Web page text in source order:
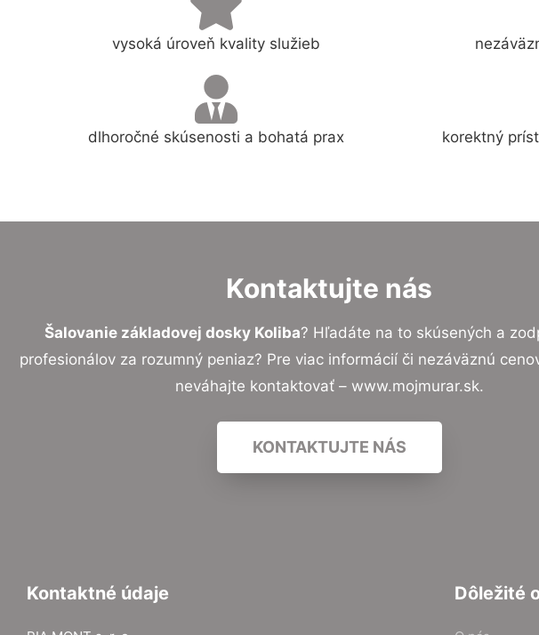
vysoká úroveň kvality služieb
dlhoročné skúsenosti a bohatá prax korektný
Kontaktujte nás
Šalovanie základovej dosky Koliba? Hľadáte na to skúsených a
profesionálov za rozumný peniaz? Pre viac informácií či nezáväznú
neváhajte kontaktovať – www.mojmurar.sk.
KONTAKTUJTE NÁS
Kontaktné údaje Dôležité